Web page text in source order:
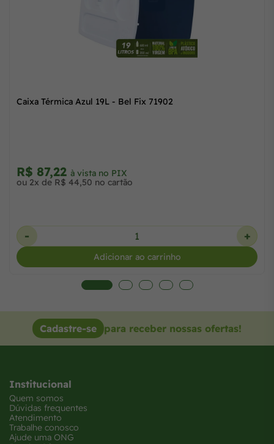
Caixa Térmica Azul 19L - Bel Fix 71902
R$ 87,22 à vista no PIX
ou 2x de R$ 44,50 no cartão
- +
Adicionar ao carrinho
Cadastre-se para receber nossas ofertas!
Institucional
Quem somos
Dúvidas frequentes
Atendimento
Trabalhe conosco
Ajude uma ONG